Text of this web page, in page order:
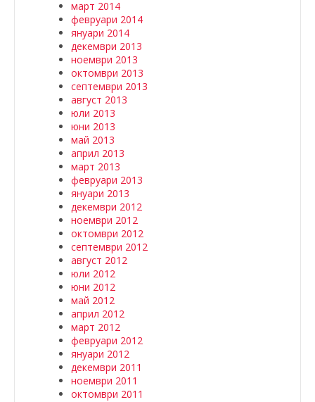
март 2014
февруари 2014
януари 2014
декември 2013
ноември 2013
октомври 2013
септември 2013
август 2013
юли 2013
юни 2013
май 2013
април 2013
март 2013
февруари 2013
януари 2013
декември 2012
ноември 2012
октомври 2012
септември 2012
август 2012
юли 2012
юни 2012
май 2012
април 2012
март 2012
февруари 2012
януари 2012
декември 2011
ноември 2011
октомври 2011